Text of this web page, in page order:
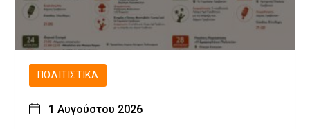
ΠΟΛΙΤΙΣΤΙΚΆ
1 Αυγούστου 2026